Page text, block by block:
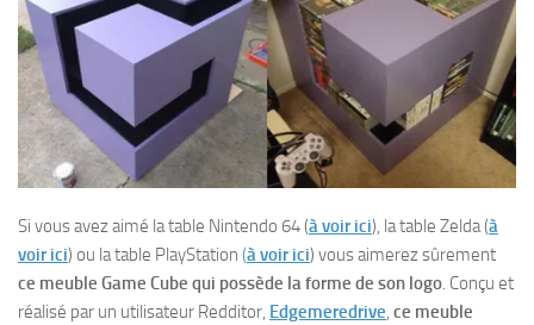
Si vous avez aimé la table Nintendo 64 (à voir ici), la table Zelda (à
voir ici) ou la table PlayStation (à voir ici) vous aimerez sûrement
ce meuble Game Cube qui possède la forme de son logo. Conçu et
réalisé par un utilisateur Redditor, Edgemeredrive, ce meuble